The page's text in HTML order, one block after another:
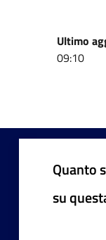
Ultimo
09:10
Quanto
su